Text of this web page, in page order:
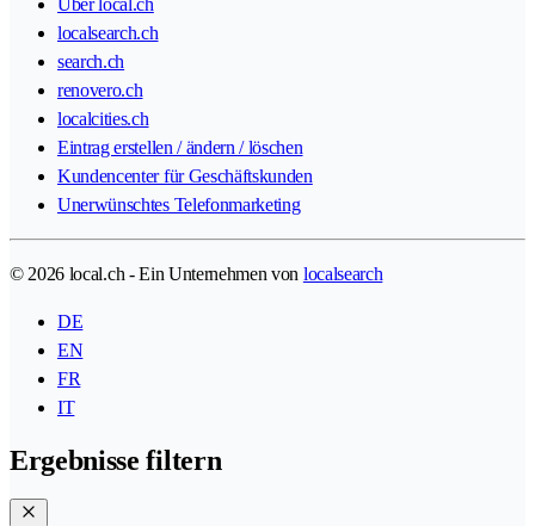
localsearch.ch
search.ch
renovero.ch
localcities.ch
Eintrag erstellen / ändern / löschen
Kundencenter für Geschäftskunden
Unerwünschtes Telefonmarketing
© 2026 local.ch - Ein Unternehmen von localsearch
DE
EN
FR
IT
Ergebnisse filtern